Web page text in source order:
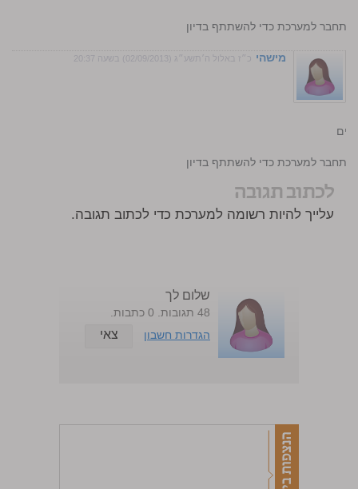
התחבר למערכת כדי להשתתף בדיון
מישהי כ״ז באלול ה׳תשע״ג (02/09/2013) בשעה 20:37
התחבר למערכת כדי להשתתף בדיון
לכתוב תגובה
עלייך להיות רשומה למערכת כדי לכתוב תגובה.
שלום לך
48 תגובות. 0 כתבות.
הגדרות חשבון
צאי